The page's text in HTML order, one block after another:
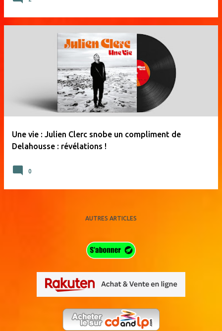
Une vie : Julien Clerc snobe un compliment de
Delahousse : révélations !
0
AUTRES ARTICLES